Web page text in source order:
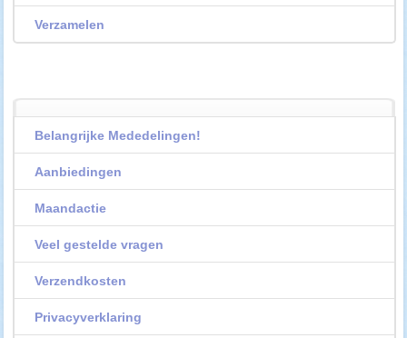
Verzamelen
Belangrijke Mededelingen!
Aanbiedingen
Maandactie
Veel gestelde vragen
Verzendkosten
Privacyverklaring